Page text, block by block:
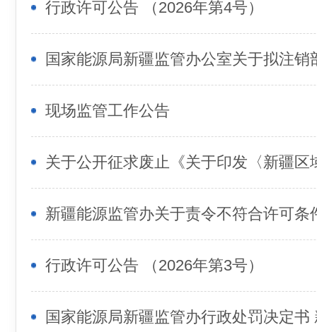
行政许可公告 （2026年第4号）
现场监管工作公告
行政许可公告 （2026年第3号）